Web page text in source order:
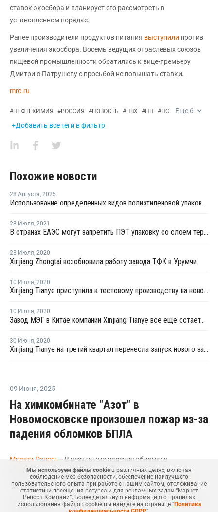
ставок экосбора и планирует его рассмотреть в
установленном порядке.
Ранее производители продуктов питания выступили против
увеличения экосбора. Восемь ведущих отраслевых союзов
пищевой промышленности обратились к вице-премьеру
Дмитрию Патрушеву с просьбой не повышать ставки.
mrc.ru
#НЕФТЕХИМИЯ #РОССИЯ #НОВОСТЬ #ПВХ #ПП #ПС Еще 6
+Добавить все теги в фильтр
Похожие новости
28 Августа, 2025
Использование определенных видов полиэтиленовой упаковки запретят в Хабаровском крае
28 Июля, 2021
В странах ЕАЭС могут запретить ПЭТ упаковку со слоем термоусадочной ПВХ-пленки
28 Июля, 2020
Xinjiang Zhongtai возобновила работу завода ТФК в Урумчи
10 Июля, 2020
Xinjiang Tianye приступила к тестовому производству на новом заводе МЭГ в Китае
10 Июля, 2020
Завод МЭГ в Китае компании Xinjiang Tianye все еще остается закрытым в июле
30 Июня, 2020
Xinjiang Tianye на третий квартал перенесла запуск нового завода МЭГ в Китае
09 Июня, 2025
На химкомбинате "Азот" в
Новомосковске произошел пожар из-за
падения обломков БПЛА
Маркет Репорт-- В результате падения обломков
беспилотника на химкомбинате "Азот" в Новомосковске
Тульской области произошло возгорание, сообщаетРБК.
Превышений допустимых уровней загрязняющих веществ не
Мы используем файлы cookieв различных целях, включая
соблюдение мер безопасности, обеспечение наилучшего
пользовательского опыта при работе с нашим сайтом, отслеживание
статистики посещения ресурса и для рекламных задач “Маркет
Репорт Компани”. Более детальную информацию о правилах
использования файлов cookie вы найдёте на странице "Политика